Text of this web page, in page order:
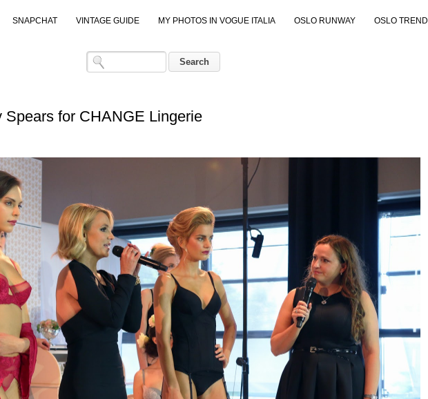
SNAPCHAT VINTAGE GUIDE MY PHOTOS IN VOGUE ITALIA OSLO RUNWAY OSLO TREND
Spears for CHANGE Lingerie